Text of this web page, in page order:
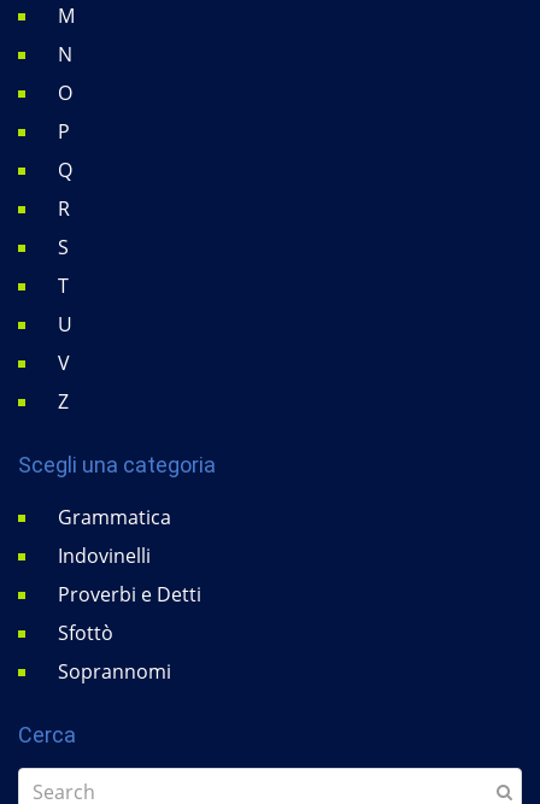
M
N
O
P
Q
R
S
T
U
V
Z
Scegli una categoria
Grammatica
Indovinelli
Proverbi e Detti
Sfottò
Soprannomi
Cerca